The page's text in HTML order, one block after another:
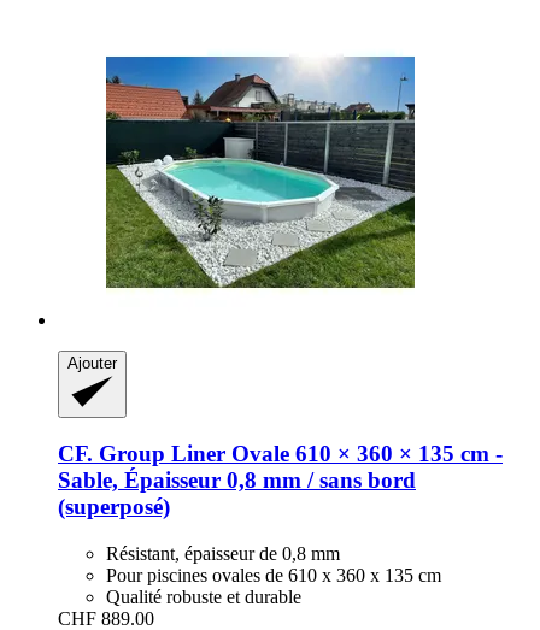
Ajouter
CF. Group Liner Ovale 610 × 360 × 135 cm -​
Sable, Épaisseur 0,8 mm / sans bord
(superposé)
Résistant, épaisseur de 0,8 mm
Pour piscines ovales de 610 x 360 x 135 cm
Qualité robuste et durable
CHF 889.00